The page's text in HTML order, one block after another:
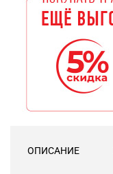
ОПИСАНИЕ